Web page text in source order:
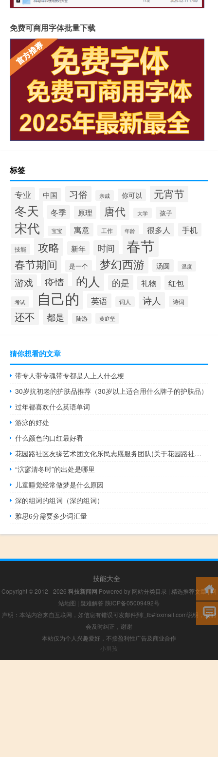
免费可商用字体批量下载
标签
专业 中国 习俗 亲戚 你可以 元宵节
冬天 冬季 原理 唐代 大学 孩子
宋代 宝宝 寓意 工作 年龄 很多人 手机
技能 攻略 新年 时间 春节
春节期间 是一个 梦幻西游 汤圆 温度
游戏 疫情 的人 的是 礼物 红包
考试 自己的 英语 词人 诗人 诗词
还不 都是 陆游 黄庭坚
猜你想看的文章
带专人带专魂带专都是人上人什么梗
30岁抗初老的护肤品推荐（30岁以上适合用什么牌子的护肤品）
过年都喜欢什么英语单词
游泳的好处
什么颜色的口红最好看
花园路社区友缘艺术团文化乐民志愿服务团队(关于花园路社区友缘艺术团文化乐民志愿服务团队简述)
“泬寥清冬时”的出处是哪里
儿童睡觉经常做梦是什么原因
深的组词的组词（深的组词）
雅思6分需要多少词汇量
技能大全
Copyright © 2012 - 2026 科技新闻网 Powered by 网站分类目录 | 精选推荐文章 |网
站地图 | 疑难解答 陕ICP备05009492号
声明：本站内容来自互联网，如信息有错误可发邮件到f_fb#foxmail.com说明，我们
会及时纠正，谢谢
本站仅为个人兴趣爱好，不接盈利性广告及商业合作
小男孩